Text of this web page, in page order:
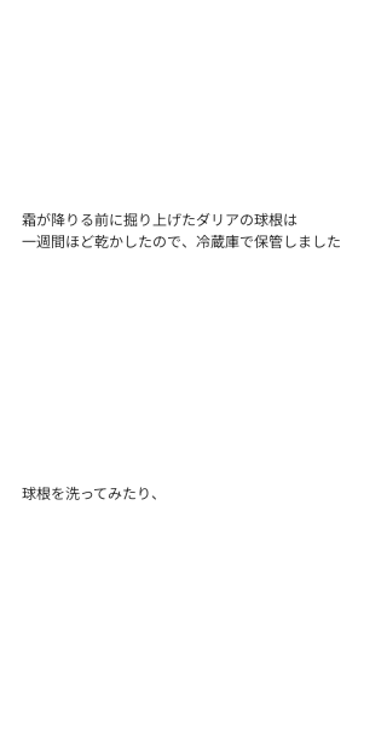
霜が降りる前に掘り上げたダリアの球根は
一週間ほど乾かしたので、冷蔵庫で保管しました
球根を洗ってみたり、